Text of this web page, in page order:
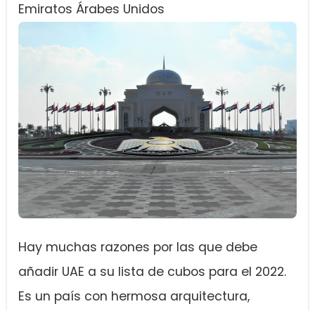
Emiratos Árabes Unidos
Hay muchas razones por las que debe
añadir UAE a su lista de cubos para el 2022.
Es un país con hermosa arquitectura,